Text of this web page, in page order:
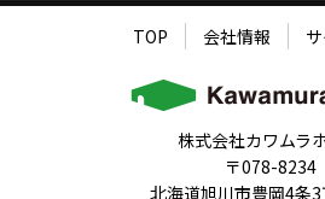
TOP 会社情報
株式会社カワムラ
〒078-8234
北海道旭川市豊岡4条